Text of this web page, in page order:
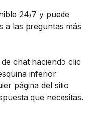
24/7 y puede
a las preguntas más
chat haciendo clic
inferior
página del sitio
que necesitas.